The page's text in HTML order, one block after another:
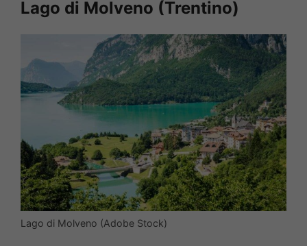
Lago di Molveno (Trentino)
Lago di Molveno (Adobe Stock)